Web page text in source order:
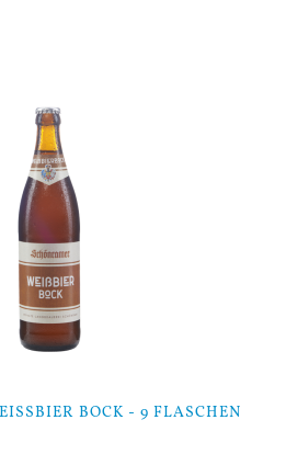
BOCK - 9 FLASCHEN